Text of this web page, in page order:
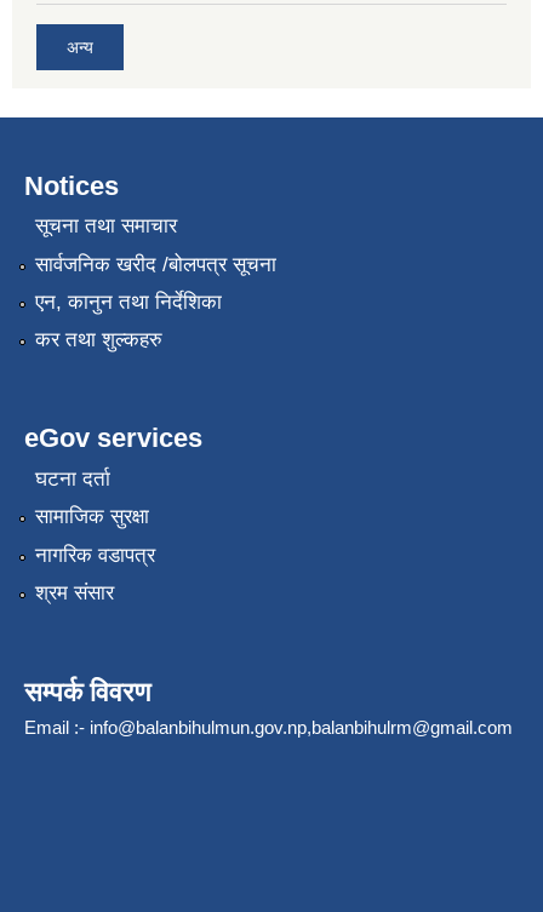
अन्य
Notices
सूचना तथा समाचार
सार्वजनिक खरीद /बोलपत्र सूचना
एन, कानुन तथा निर्देशिका
कर तथा शुल्कहरु
eGov services
घटना दर्ता
सामाजिक सुरक्षा
नागरिक वडापत्र
श्रम संसार
सम्पर्क विवरण
Email :- info@balanbihulmun.gov.np,balanbihulrm@gmail.com